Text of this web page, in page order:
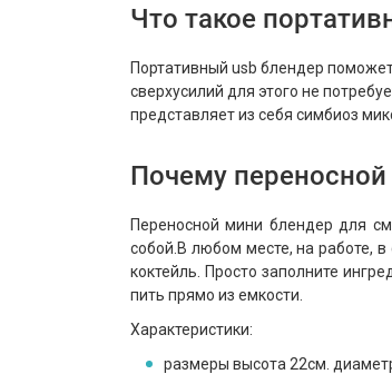
Что такое
Портативный usb блендер
сверхусилий для этого не
представляет из себя симбиоз
Почему переносной
Переносной мини блендер для
собой.В любом месте, на работе,
коктейль. Просто заполните
пить прямо из емкости.
Характеристики:
размеры высота 22см.